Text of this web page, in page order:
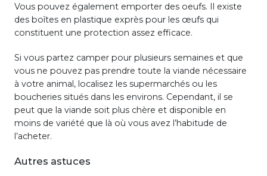
Vous pouvez également emporter des oeufs. Il existe
des boîtes en plastique exprès pour les œufs qui
constituent une protection assez efficace.
Si vous partez camper pour plusieurs semaines et que
vous ne pouvez pas prendre toute la viande nécessaire
à votre animal, localisez les supermarchés ou les
boucheries situés dans les environs. Cependant, il se
peut que la viande soit plus chère et disponible en
moins de variété que là où vous avez l’habitude de
l’acheter.
Autres astuces